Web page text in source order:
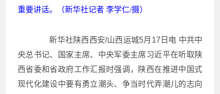
重要讲话。（新华社记者 李学仁/摄）
新华社陕西西安/山西运城5月17日电 中共中
央总书记、国家主席、中央军委主席习近平在听取陕
西省委和省政府工作汇报时强调，陕西在推进中国式
现代化建设中要有勇立潮头、争当时代弄潮儿的志向